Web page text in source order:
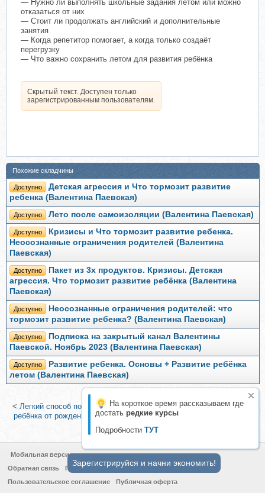
На короткое время рассказываем где
достать редкие курсы
Подробности ТУТ
— Нужно ли выполнять школьные задания летом или можно
отказаться от них
— Стоит ли продолжать английский и дополнительные
занятия
— Когда репетитор помогает, а когда только создаёт
перегрузку
— Что важно сохранить летом для развития ребёнка
Скрытый текст. Доступен только
зарегистрированным пользователям.
Похожие складчины
Доступно
Детская агрессия и Что тормозит развитие
ребенка (Валентина Паевская)
Доступно Лето после самоизоляции (Валентина Паевская)
Доступно
Кризисы и Что тормозит развитие ребенка.
Неосознанные ограничения родителей (Валентина
Паевская)
Доступно
Пакет из 3х продуктов. Кризисы. Детская
агрессия. Что тормозит развитие ребёнка (Валентина
Паевская)
Доступно
Неосознанные ограничения родителей: что
тормозит развитие ребенка? (Валентина Паевская)
Доступно
Подписка на закрытый канал Валентины
Паевской. Ноябрь 2023 (Валентина Паевская)
Доступно
Развитие ребенка. Основы + Развитие ребёнка
летом (Валентина Паевская)
< Легкий способ понять геометрию (Марина Дерябкина)|Развитие
ребёнка от рождения до подросткового возраста 2026 (Валентина
Паевская)>
Мобильная версия
Обратная связь
Политика конфиденциальности
Пользовательское соглашение
Публичная оферта
Зарегистрируйся и начни экономить!